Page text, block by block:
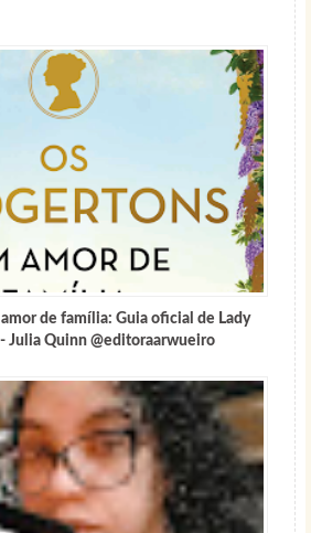
de família: Guia oficial de Lady
Julia Quinn @editoraarwueiro